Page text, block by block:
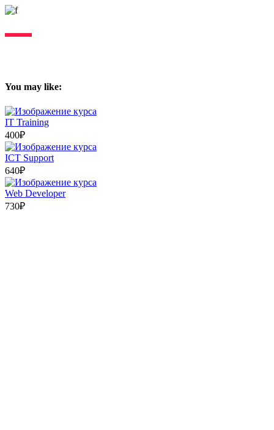
You may like:
IT Training
400₽
ICT Support
640₽
Web Developer
730₽